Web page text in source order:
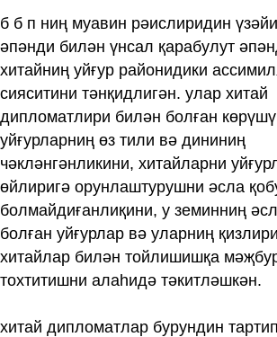
б б п ниң муавин рәислиридин
әпәнди билән үнсал қарабулут
хитайниң уйғур районидики
сияситини тәнқидлигән. улар хитай
дипломатлири билән болған
уйғурларниң өз тили вә дининиң
чәкләнгәнликини, хитайларни
өйлиригә орунлаштурушни әсла
болмайдиғанлиқини, у земинниң
болған уйғурлар вә уларниң
хитайлар билән тойлишишқа
тохтитишни алаһидә тәкитләшкән.
хитай дипломатлар бурундин